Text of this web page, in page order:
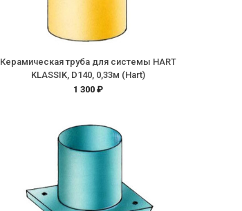
Керамическая труба для системы HART
KLASSIK, D140, 0,33м (Hart)
1 300 ₽